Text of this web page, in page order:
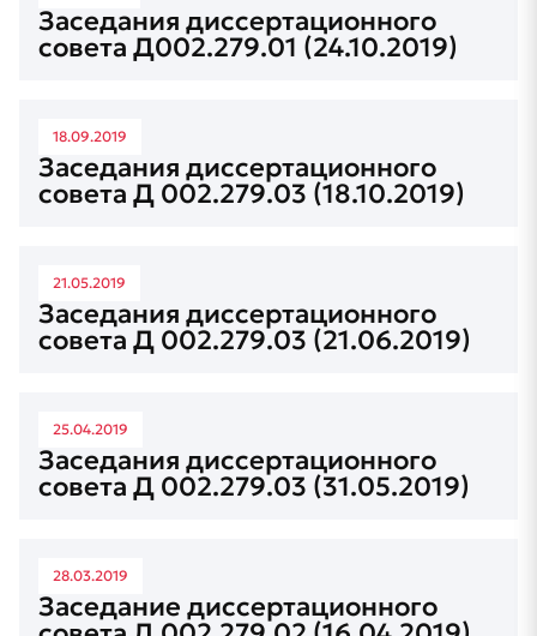
Заседания диссертационного
совета Д002.279.01 (24.10.2019)
18.09.2019
Заседания диссертационного
совета Д 002.279.03 (18.10.2019)
21.05.2019
Заседания диссертационного
совета Д 002.279.03 (21.06.2019)
25.04.2019
Заседания диссертационного
совета Д 002.279.03 (31.05.2019)
28.03.2019
Заседание диссертационного